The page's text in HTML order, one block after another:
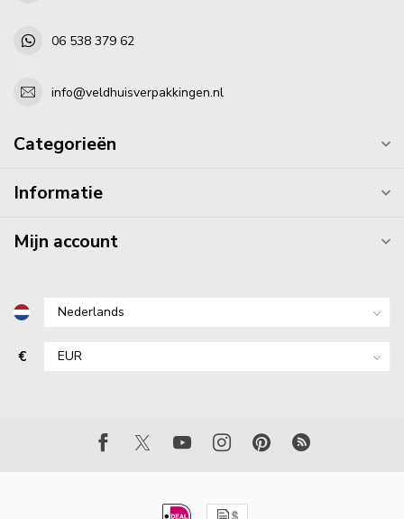
06 538 379 62
info@veldhuisverpakkingen.nl
Categorieën
Informatie
Mijn account
€